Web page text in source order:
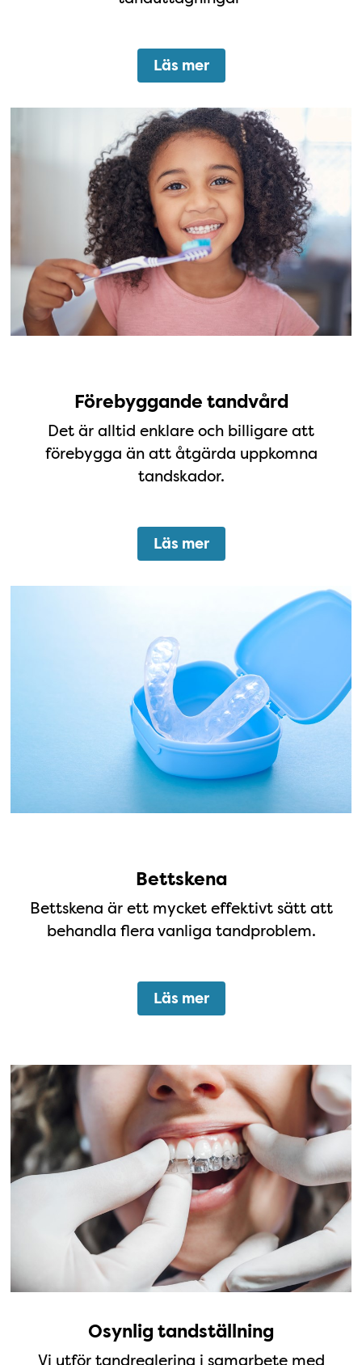
Läs mer
Förebyggande tandvård
Förebyggande tandvård
Det är alltid enklare och billigare att
förebygga än att åtgärda uppkomna
tandskador.
Läs mer
Bettskena
Bettskena är ett mycket effektivt sätt att
behandla flera vanliga tandproblem.
Läs mer
Osynlig Tandställning
Osynlig tandställning
Vi utför tandreglering i samarbete med